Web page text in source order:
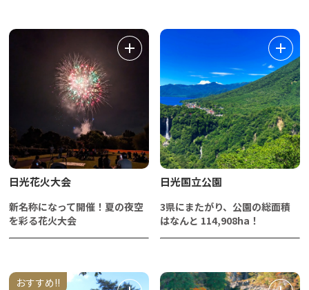
日光花火大会
新名称になって開催！夏の夜空
を彩る花火大会
日光国立公園
3県にまたがり、公園の総面積
はなんと 114,908ha！
おすすめ!!